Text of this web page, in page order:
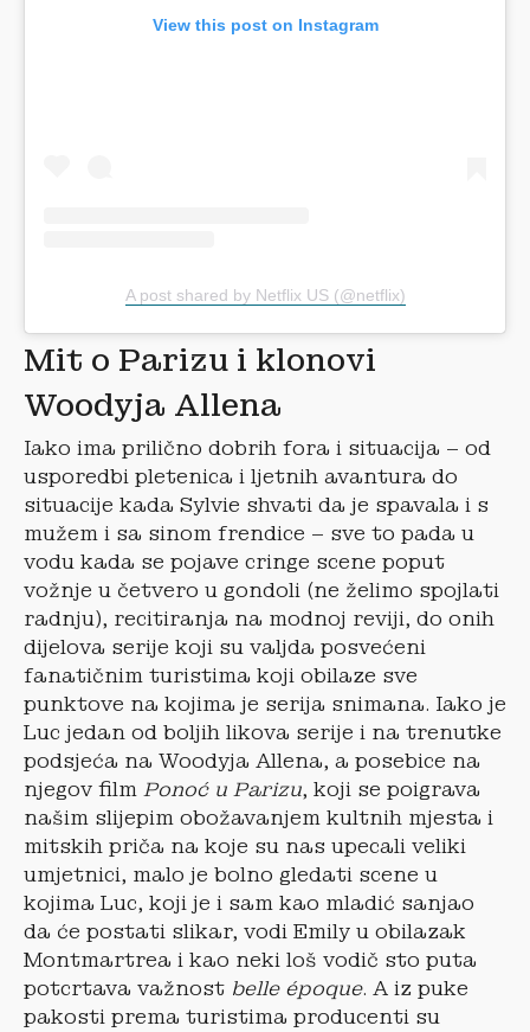
View this post on Instagram
A post shared by Netflix US (@netflix)
Mit o Parizu i klonovi
Woodyja Allena
Iako ima prilično dobrih fora i situacija – od
usporedbi pletenica i ljetnih avantura do
situacije kada Sylvie shvati da je spavala i s
mužem i sa sinom frendice – sve to pada u
vodu kada se pojave cringe scene poput
vožnje u četvero u gondoli (ne želimo spojlati
radnju), recitiranja na modnoj reviji, do onih
dijelova serije koji su valjda posvećeni
fanatičnim turistima koji obilaze sve
punktove na kojima je serija snimana. Iako je
Luc jedan od boljih likova serije i na trenutke
podsjeća na Woodyja Allena, a posebice na
njegov film Ponoć u Parizu, koji se poigrava
našim slijepim obožavanjem kultnih mjesta i
mitskih priča na koje su nas upecali veliki
umjetnici, malo je bolno gledati scene u
kojima Luc, koji je i sam kao mladić sanjao
da će postati slikar, vodi Emily u obilazak
Montmartrea i kao neki loš vodič sto puta
potcrtava važnost belle époque. A iz puke
pakosti prema turistima producenti su